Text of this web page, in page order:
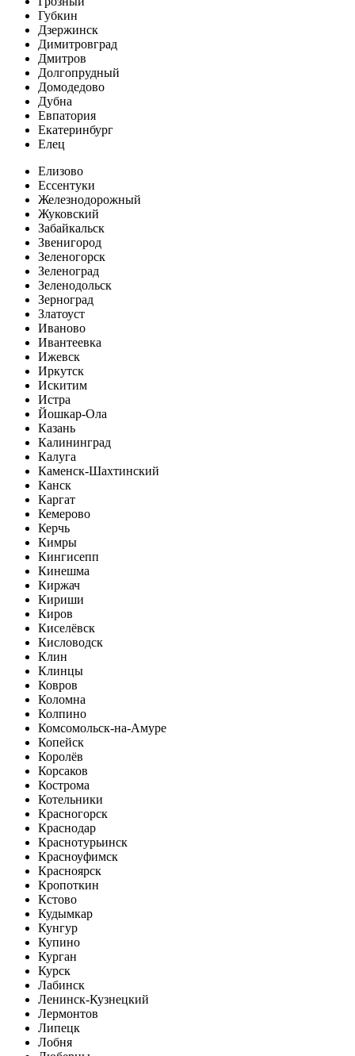
Губкин
Дзержинск
Димитровград
Дмитров
Долгопрудный
Домодедово
Дубна
Евпатория
Екатеринбург
Елец
Елизово
Ессентуки
Железнодорожный
Жуковский
Забайкальск
Звенигород
Зеленогорск
Зеленоград
Зеленодольск
Зерноград
Златоуст
Иваново
Ивантеевка
Ижевск
Иркутск
Искитим
Истра
Йошкар-Ола
Казань
Калининград
Калуга
Каменск-Шахтинский
Канск
Каргат
Кемерово
Керчь
Кимры
Кингисепп
Кинешма
Киржач
Кириши
Киров
Киселёвск
Кисловодск
Клин
Клинцы
Ковров
Коломна
Колпино
Комсомольск-на-Амуре
Копейск
Королёв
Корсаков
Кострома
Котельники
Красногорск
Краснодар
Краснотурьинск
Красноуфимск
Красноярск
Кропоткин
Кстово
Кудымкар
Кунгур
Купино
Курган
Курск
Лабинск
Ленинск-Кузнецкий
Лермонтов
Липецк
Лобня